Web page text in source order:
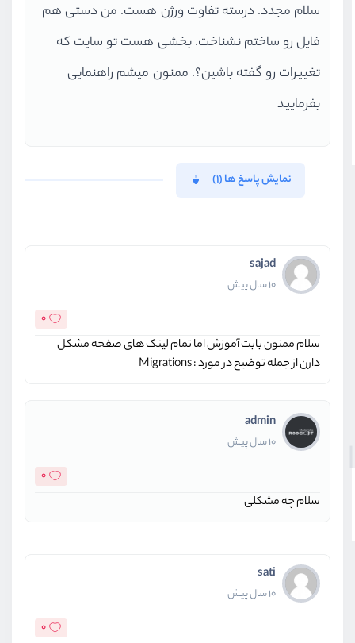
سلام مجدد. درسته تفاوت ورژن هست. من دستی هم
فایل رو ساختم نشناخت. بخشی هست تو سایت که
تغییرات رو گفته باشین؟. ممنون میشم راهنمایی
بفرمایید
نمایش پاسخ ها (1)
sajad
10 سال پیش
0
سلام ممنون بابت آموزش اما تمام لینک های صفحه مشکل
دارن از جمله توضیح در مورد : Migrations
admin
10 سال پیش
0
سلام چه مشکلی
sati
10 سال پیش
0